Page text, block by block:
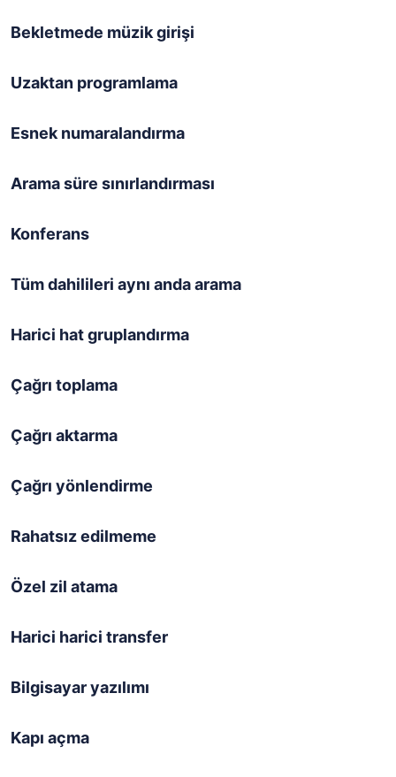
Bekletmede müzik girişi
Uzaktan programlama
Esnek numaralandırma
Arama süre sınırlandırması
Konferans
Tüm dahilileri aynı anda arama
Harici hat gruplandırma
Çağrı toplama
Çağrı aktarma
Çağrı yönlendirme
Rahatsız edilmeme
Özel zil atama
Harici harici transfer
Bilgisayar yazılımı
Kapı açma